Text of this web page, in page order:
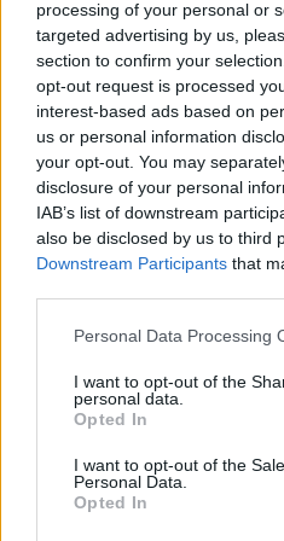
processing of your personal or
targeted advertising by us,
section to confirm your
opt-out request is processed
interest-based ads based on
us or personal information
your opt-out. You may
disclosure of your personal
IAB’s list of downstream
also be disclosed by us to third
Downstream Participants that
Personal Data Processing
I want to opt-out of the
personal data.
Opted In
I want to opt-out of the
Personal Data.
Opted In
gjobë